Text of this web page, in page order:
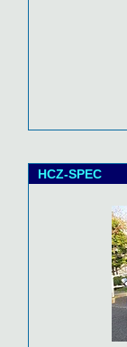
HCZ-SPEC